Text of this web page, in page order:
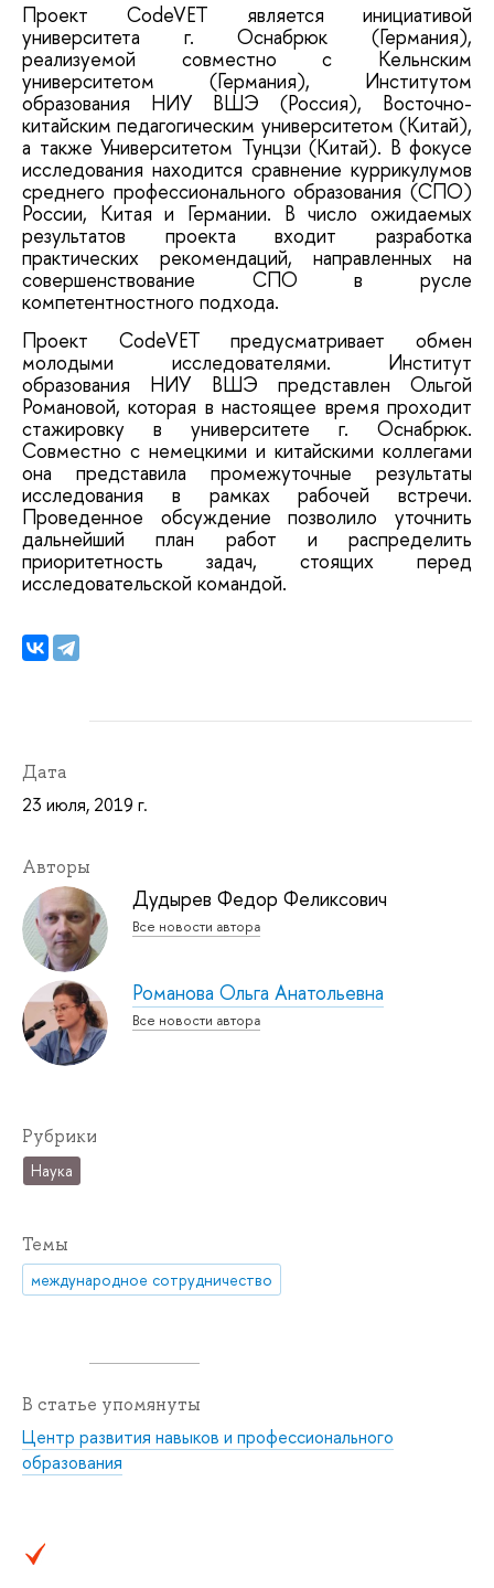
Проект CodeVET является инициативой
университета г. Оснабрюк (Германия),
реализуемой совместно с Кельнским
университетом (Германия), Институтом
образования НИУ ВШЭ (Россия), Восточно-
китайским педагогическим университетом (Китай),
а также Университетом Тунцзи (Китай). В фокусе
исследования находится сравнение куррикулумов
среднего профессионального образования (СПО)
России, Китая и Германии. В число ожидаемых
результатов проекта входит разработка
практических рекомендаций, направленных на
совершенствование СПО в русле
компетентностного подхода.
Проект CodeVET предусматривает обмен
молодыми исследователями. Институт
образования НИУ ВШЭ представлен Ольгой
Романовой, которая в настоящее время проходит
стажировку в университете г. Оснабрюк.
Совместно с немецкими и китайскими коллегами
она представила промежуточные результаты
исследования в рамках рабочей встречи.
Проведенное обсуждение позволило уточнить
дальнейший план работ и распределить
приоритетность задач, стоящих перед
исследовательской командой.
Дата
23 июля, 2019 г.
Авторы
Дудырев Федор Феликсович
Все новости автора
Романова Ольга Анатольевна
Все новости автора
Рубрики
Наука
Темы
международное сотрудничество
В статье упомянуты
Центр развития навыков и профессионального
образования